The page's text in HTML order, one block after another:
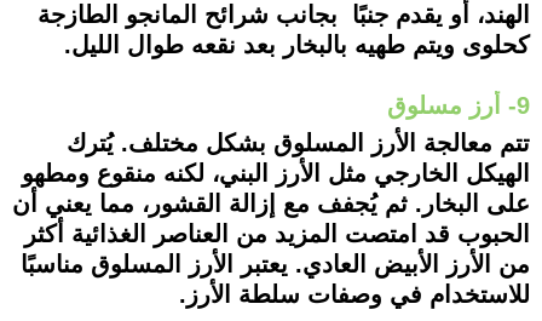
الهند، أو يقدم جنبًا بجانب شرائح المانجو الطازجة
كحلوى ويتم طهيه بالبخار بعد نقعه طوال الليل.
9- أرز مسلوق
تتم معالجة الأرز المسلوق بشكل مختلف. يُترك
الهيكل الخارجي مثل الأرز البني، لكنه منقوع ومطهو
على البخار. ثم يُجفف مع إزالة القشور، مما يعني أن
الحبوب قد امتصت المزيد من العناصر الغذائية أكثر
من الأرز الأبيض العادي. يعتبر الأرز المسلوق مناسبًا
للاستخدام في وصفات سلطة الأرز.